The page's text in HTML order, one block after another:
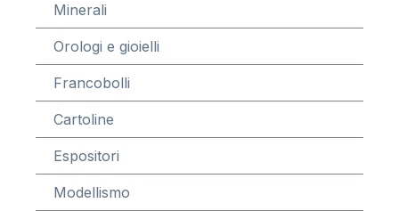
Minerali
Orologi e gioielli
Francobolli
Cartoline
Espositori
Modellismo